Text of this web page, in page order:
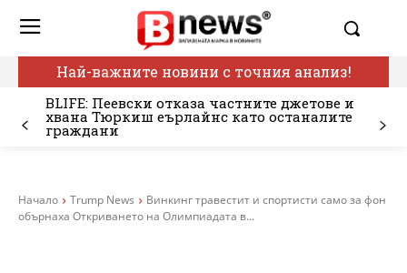
Най-важните новини с точния анализ!
BLIFE: Пеевски отказа частните джетове и
хвана Тюркиш еърлайнс като останалите
граждани
Начало Trump News
Винкинг травестит и спортисти само за фон
обърнаха Откриването на Олимпиадата в...